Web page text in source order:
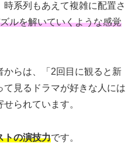
系列もあえて複雑に配置さ
ルを解いていくような感覚
からは、「2回目に観ると新
見るドラマが好きな人には
られています。
トの演技力です。